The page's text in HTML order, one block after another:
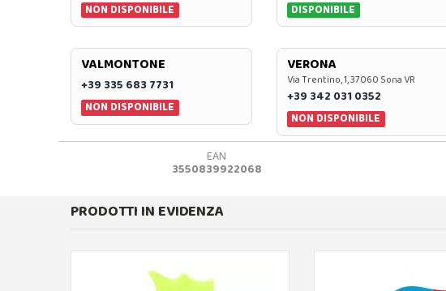
NON DISPONIBILE
DISPONIBILE
VALMONTONE
+39 335 683 7731
NON DISPONIBILE
VERONA
Via Trentino, 1, 37060 Sona VR
+39 342 031 0352
NON DISPONIBILE
EAN
3550839922068
PRODOTTI IN EVIDENZA